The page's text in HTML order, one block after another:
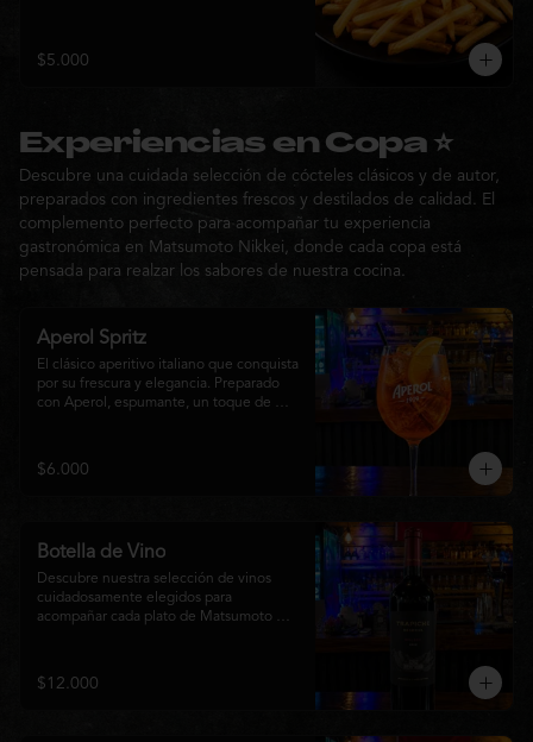
$5.000
Experiencias en Copa ⭐
Descubre una cuidada selección de cócteles clásicos y de autor,
preparados con ingredientes frescos y destilados de calidad. El
complemento perfecto para acompañar tu experiencia
gastronómica en Matsumoto Nikkei, donde cada copa está
pensada para realzar los sabores de nuestra cocina.
Aperol Spritz
El clásico aperitivo italiano que conquista
por su frescura y elegancia. Preparado
con Aperol, espumante, un toque de
refrescante y de notas cítricas, perfecto
para disfrutar antes de la comida o
$6.000
Botella de Vino
Descubre nuestra selección de vinos
cuidadosamente elegidos para
acompañar cada plato de Matsumoto
$12.000